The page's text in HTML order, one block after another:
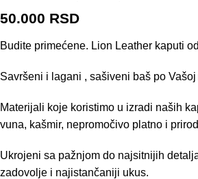
50.000 RSD
Budite primećene. Lion Leather kaputi
Savršeni i lagani , sašiveni baš po Vašoj
Materijali koje koristimo u izradi naših
vuna, kašmir, nepromočivo platno i
Ukrojeni sa pažnjom do najsitnijih
zadovolje i najistančaniji ukus.